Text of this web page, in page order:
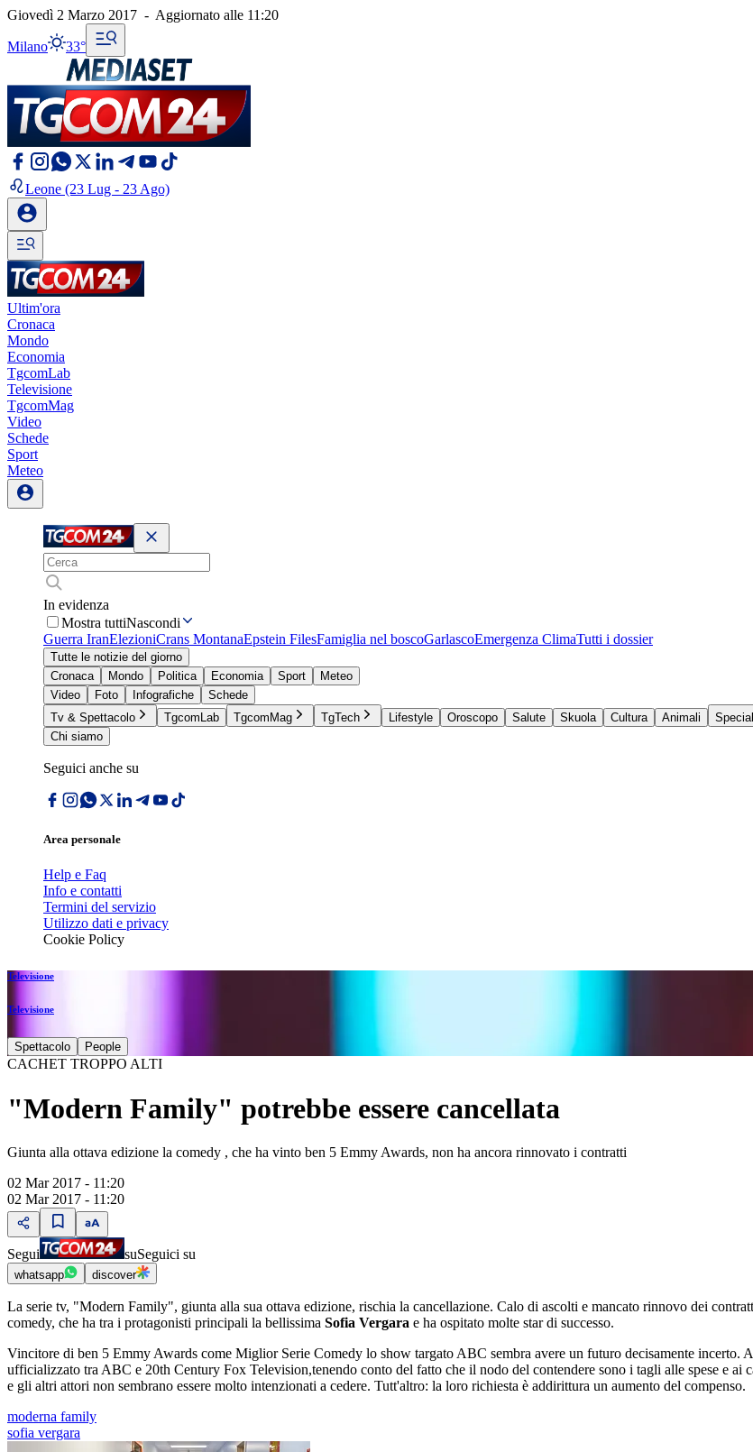
Giovedì 2 Marzo 2017 - Aggiornato alle 11:20
Milano 33°
Leone (23 Lug - 23 Ago)
Ultim'ora
Cronaca
Mondo
Economia
TgcomLab
Televisione
TgcomMag
Video
Schede
Sport
Meteo
In evidenza
Mostra tuttiNascondi
Guerra IranElezioniCrans MontanaEpstein FilesFamiglia nel boscoGarlascoEmergenza ClimaTutti i dossier
Tutte le notizie del giorno
Cronaca
Mondo Politica Economia Sport
Meteo
Video
Foto Infografiche
Schede
Tv & Spettacolo
TgcomLab TgcomMag TgTech Lifestyle Oroscopo Salute Skuola Cultura Animali
Chi siamo
Seguici anche su
Area personale
Help e Faq
Info e contatti
Termini del servizio
Utilizzo dati e privacy
Cookie Policy
Televisione
Televisione
Spettacolo People
CACHET TROPPO ALTI
"Modern Family" potrebbe essere cancellata
Giunta alla ottava edizione la comedy , che ha vinto ben 5 Emmy Awards, non ha ancora rinnovato i contratti
02 Mar 2017 - 11:20
02 Mar 2017 - 11:20
Segui suSeguici su
whatsapp discover
La serie tv, "Modern Family", giunta alla sua ottava edizione, rischia la cancellazione. Calo di ascolti e mancato rinnovo dei
comedy, che ha tra i protagonisti principali la bellissima Sofia Vergara e ha ospitato molte star di successo.
Vincitore di ben 5 Emmy Awards come Miglior Serie Comedy lo show targato ABC sembra avere un futuro decisamente incerto.
ufficializzato tra ABC e 20th Century Fox Television,tenendo conto del fatto che il nodo del contendere sono i tagli alle spese e ai
e gli altri attori non sembrano essere molto intenzionati a cedere. Tutt'altro: la loro richiesta è addirittura un aumento del compenso.
moderna family
sofia vergara